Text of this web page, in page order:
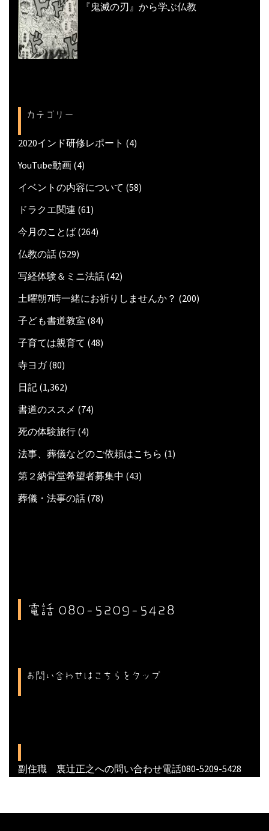
『鬼滅の刃』から学ぶ仏教
カテゴリー
2020インド研修レポート (4)
YouTube動画 (4)
イベントの内容について (58)
ドラクエ関連 (61)
今月のことば (264)
仏教の話 (529)
写経体験＆ミニ法話 (42)
土曜朝7時一緒にお祈りしませんか？ (200)
子ども書道教室 (84)
子育ては親育て (48)
寺ヨガ(80)
日記 (1,362)
書道のススメ (74)
死の体験旅行 (4)
法事、葬儀などのご依頼はこちら (1)
第２納骨堂希望者募集中 (43)
葬儀・法事の話 (78)
電話 080-5209-5428
お問い合わせはこちらをタップ
副住職 裏辻正之への問い合わせ電話080-5209-5428